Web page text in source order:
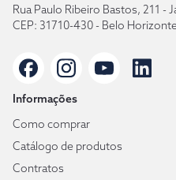
Rua Paulo Ribeiro Bastos, 211 -
CEP: 31710-430 - Belo
Informações
Como comprar
Catálogo de produtos
Contratos